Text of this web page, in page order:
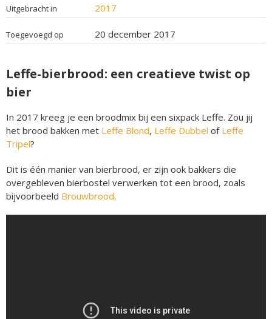
Uitgebracht in 2017
Toegevoegd op 20 december 2017
Leffe-bierbrood: een creatieve twist op
bier
In 2017 kreeg je een broodmix bij een sixpack Leffe. Zou jij
het brood bakken met Leffe Blond, Leffe Dubbel of Leffe
Tripel?
Dit is één manier van bierbrood, er zijn ook bakkers die
overgebleven bierbostel verwerken tot een brood, zoals
bijvoorbeeld Brouwbrood.